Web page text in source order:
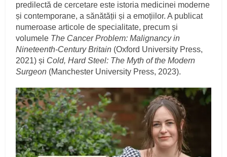
predilectă de cercetare este istoria medicinei moderne
și contemporane, a sănătății și a emoțiilor. A publicat
numeroase articole de specialitate, precum și
volumele The Cancer Problem: Malignancy in
Nineteenth-Century Britain (Oxford University Press,
2021) și Cold, Hard Steel: The Myth of the Modern
Surgeon (Manchester University Press, 2023).